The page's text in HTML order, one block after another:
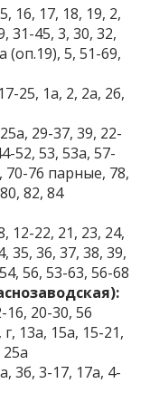
16, 17, 18, 19, 2,
31-45, 3, 30, 32,
(оп.19), 5, 51-69,
25, 1а, 2, 2а, 2б,
29-37, 39, 22-
52, 53, 53а, 57-
70-76 парные, 78,
82, 84
12-22, 21, 23, 24,
35, 36, 37, 38, 39,
56, 53-63, 56-68
16, 20-30, 56
13а, 15а, 15-21,
3б, 3-17, 17а, 4-